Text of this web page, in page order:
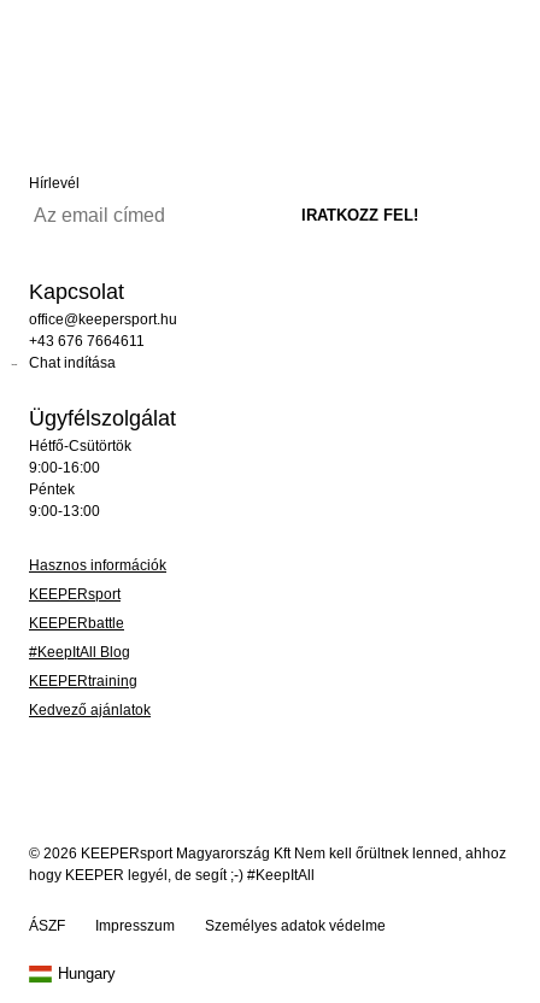
Hírlevél
Kapcsolat
office@keepersport.hu
+43 676 7664611
Chat indítása
Ügyfélszolgálat
Hétfő-Csütörtök
9:00-16:00
Péntek
9:00-13:00
Hasznos információk
KEEPERsport
KEEPERbattle
#KeepItAll Blog
KEEPERtraining
Kedvező ajánlatok
© 2026 KEEPERsport Magyarország Kft Nem kell őrültnek lenned, ahhoz
hogy KEEPER legyél, de segít ;-) #KeepItAll
ÁSZF Impresszum Személyes adatok védelme
Hungary